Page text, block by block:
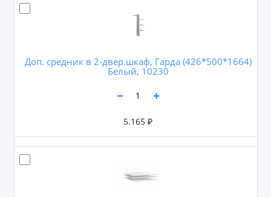
Доп. средник в 2-двер.шкаф, Гарда (426*500*1664)
Белый, 10230
5.165 ₽